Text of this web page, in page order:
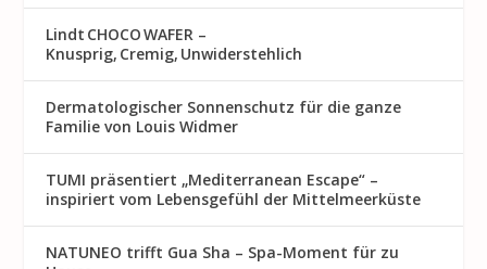
Lindt CHOCO WAFER –
Knusprig, Cremig, Unwiderstehlich
Dermatologischer Sonnenschutz für die ganze
Familie von Louis Widmer
TUMI präsentiert „Mediterranean Escape“ –
inspiriert vom Lebensgefühl der Mittelmeerküste
NATUNEO trifft Gua Sha – Spa-Moment für zu